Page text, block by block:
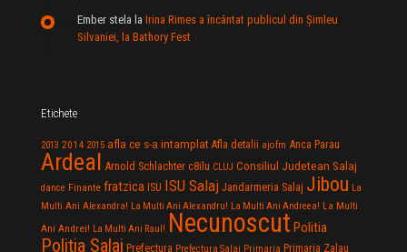
Ember stela la Irina Rimes a încântat publicul din Şimleu
Silvaniei, la Bathory Fest
Etichete
2013 2014 2015 afla ce s-a intamplat Afla detalii ajofm Anca Parau
Ardeal Arnold Schlachter c8ilu CLUJ Consiliul Judetean Salaj
dance Finante fratzica ISU ISU Salaj Jandarmeria Salaj Jibou La
Multi Ani Alexandra! La Multi Ani Alexandru! La Multi Ani Andreea! La Multi
Ani Andrei! La Multi Ani Raul! Necunoscut Politia
Politia Salaj Prefectura Prefectura Salaj Primaria Primaria Zalau